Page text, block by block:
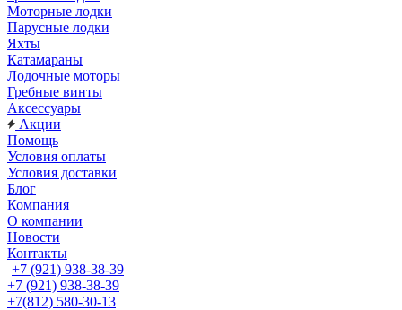
Моторные лодки
Парусные лодки
Яхты
Катамараны
Лодочные моторы
Гребные винты
Аксессуары
Акции
Помощь
Условия оплаты
Условия доставки
Блог
Компания
О компании
Новости
Контакты
+7 (921) 938-38-39
+7 (921) 938-38-39
+7(812) 580-30-13